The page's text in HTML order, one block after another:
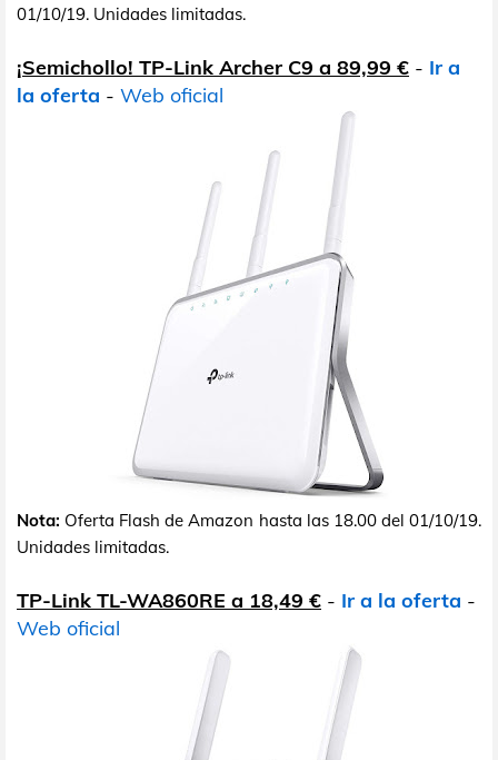
01/10/19. Unidades limitadas.
¡Semichollo! TP-Link Archer C9 a 89,99 € - Ir a
la oferta - Web oficial
Nota: Oferta Flash de Amazon hasta las 18.00 del 01/10/19.
Unidades limitadas.
TP-Link TL-WA860RE a 18,49 € - Ir a la oferta -
Web oficial